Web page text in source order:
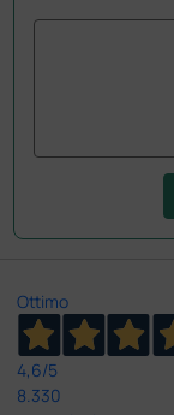
Ottimo
4,6/5
8.330